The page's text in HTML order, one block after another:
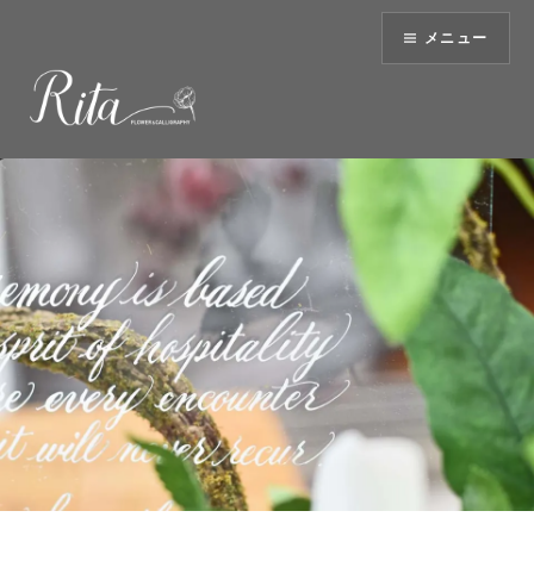
へ
プ
メニュー